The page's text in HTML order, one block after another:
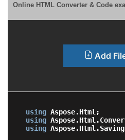
Online HTML Converter & Code
Add
using
using
using